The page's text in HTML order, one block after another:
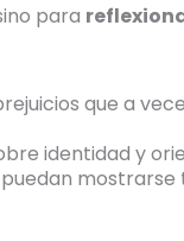
para
que a
identidad y
mostrarse